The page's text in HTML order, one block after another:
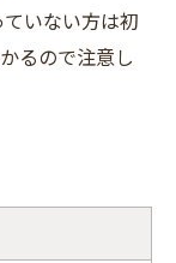
いない方は初
るので注意し